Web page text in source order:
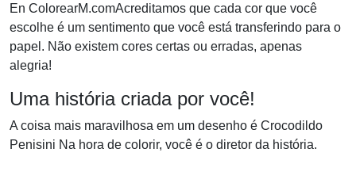
En ColorearM.comAcreditamos que cada cor que você
escolhe é um sentimento que você está transferindo para o
papel. Não existem cores certas ou erradas, apenas
alegria!
Uma história criada por você!
A coisa mais maravilhosa em um desenho é Crocodildo
Penisini Na hora de colorir, você é o diretor da história.